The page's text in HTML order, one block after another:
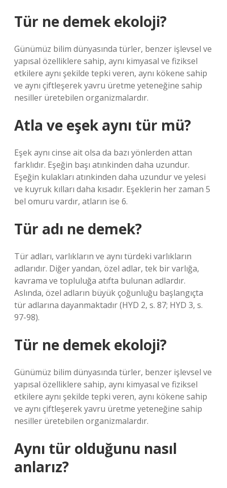
Tür ne demek ekoloji?
Günümüz bilim dünyasında türler, benzer işlevsel ve
yapısal özelliklere sahip, aynı kimyasal ve fiziksel
etkilere aynı şekilde tepki veren, aynı kökene sahip
ve aynı çiftleşerek yavru üretme yeteneğine sahip
nesiller üretebilen organizmalardır.
Atla ve eşek aynı tür mü?
Eşek aynı cinse ait olsa da bazı yönlerden attan
farklıdır. Eşeğin başı atınkinden daha uzundur.
Eşeğin kulakları atınkinden daha uzundur ve yelesi
ve kuyruk kılları daha kısadır. Eşeklerin her zaman 5
bel omuru vardır, atların ise 6.
Tür adı ne demek?
Tür adları, varlıkların ve aynı türdeki varlıkların
adlarıdır. Diğer yandan, özel adlar, tek bir varlığa,
kavrama ve topluluğa atıfta bulunan adlardır.
Aslında, özel adların büyük çoğunluğu başlangıçta
tür adlarına dayanmaktadır (HYD 2, s. 87; HYD 3, s.
97-98).
Tür ne demek ekoloji?
Günümüz bilim dünyasında türler, benzer işlevsel ve
yapısal özelliklere sahip, aynı kimyasal ve fiziksel
etkilere aynı şekilde tepki veren, aynı kökene sahip
ve aynı çiftleşerek yavru üretme yeteneğine sahip
nesiller üretebilen organizmalardır.
Aynı tür olduğunu nasıl
anlarız?